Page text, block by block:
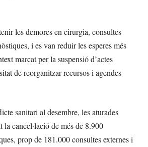
les demores en cirurgia, consultes
i es van reduir les esperes més
marcat per la suspensió d’actes
de reorganitzar recursos i agendes
sanitari al desembre, les aturades
la cancel·lació de més de 8.900
prop de 181.000 consultes externes i